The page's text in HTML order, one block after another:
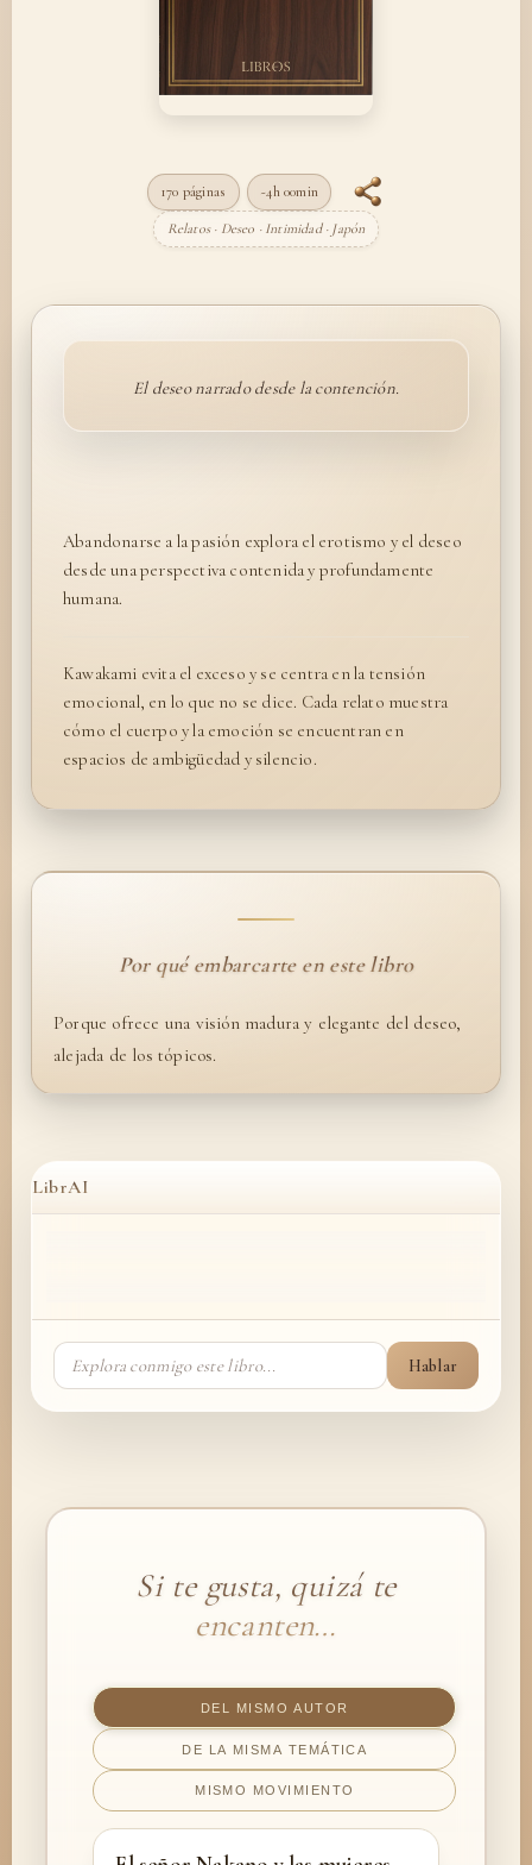
170 páginas ~4h 00min
Relatos · Deseo · Intimidad · Japón
El deseo narrado desde la contención.
Abandonarse a la pasión explora el erotismo y el deseo
desde una perspectiva contenida y profundamente
humana.
Kawakami evita el exceso y se centra en la tensión
emocional, en lo que no se dice. Cada relato muestra
cómo el cuerpo y la emoción se encuentran en
espacios de ambigüedad y silencio.
Por qué embarcarte en este libro
Porque ofrece una visión madura y elegante del deseo,
alejada de los tópicos.
LibrAI
Hablar
Si te gusta, quizá te
encanten…
DEL MISMO AUTOR
DE LA MISMA TEMÁTICA
MISMO MOVIMIENTO